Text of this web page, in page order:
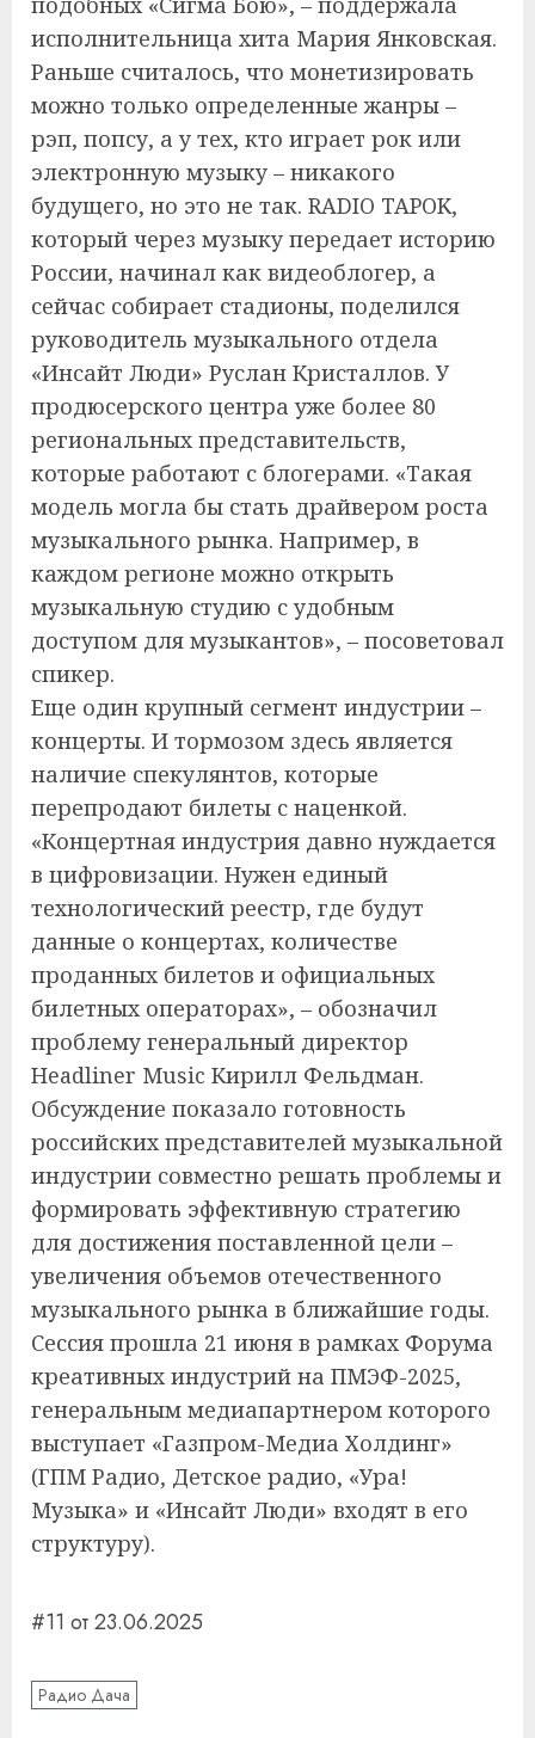
исполнительница хита Мария Янковская.
Раньше считалось, что монетизировать
можно только определенные жанры –
рэп, попсу, а у тех, кто играет рок или
электронную музыку – никакого
будущего, но это не так. RADIO TAPOK,
который через музыку передает историю
России, начинал как видеоблогер, а
сейчас собирает стадионы, поделился
руководитель музыкального отдела
«Инсайт Люди» Руслан Кристаллов. У
продюсерского центра уже более 80
региональных представительств,
которые работают с блогерами. «Такая
модель могла бы стать драйвером роста
музыкального рынка. Например, в
каждом регионе можно открыть
музыкальную студию с удобным
доступом для музыкантов», – посоветовал
спикер.
Еще один крупный сегмент индустрии –
концерты. И тормозом здесь является
наличие спекулянтов, которые
перепродают билеты с наценкой.
«Концертная индустрия давно нуждается
в цифровизации. Нужен единый
технологический реестр, где будут
данные о концертах, количестве
проданных билетов и официальных
билетных операторах», – обозначил
проблему генеральный директор
Headliner Music Кирилл Фельдман.
Обсуждение показало готовность
российских представителей музыкальной
индустрии совместно решать проблемы и
формировать эффективную стратегию
для достижения поставленной цели –
увеличения объемов отечественного
музыкального рынка в ближайшие годы.
Сессия прошла 21 июня в рамках Форума
креативных индустрий на ПМЭФ-2025,
генеральным медиапартнером которого
выступает «Газпром-Медиа Холдинг»
(ГПМ Радио, Детское радио, «Ура!
Музыка» и «Инсайт Люди» входят в его
структуру).
#11 от 23.06.2025
Радио Дача